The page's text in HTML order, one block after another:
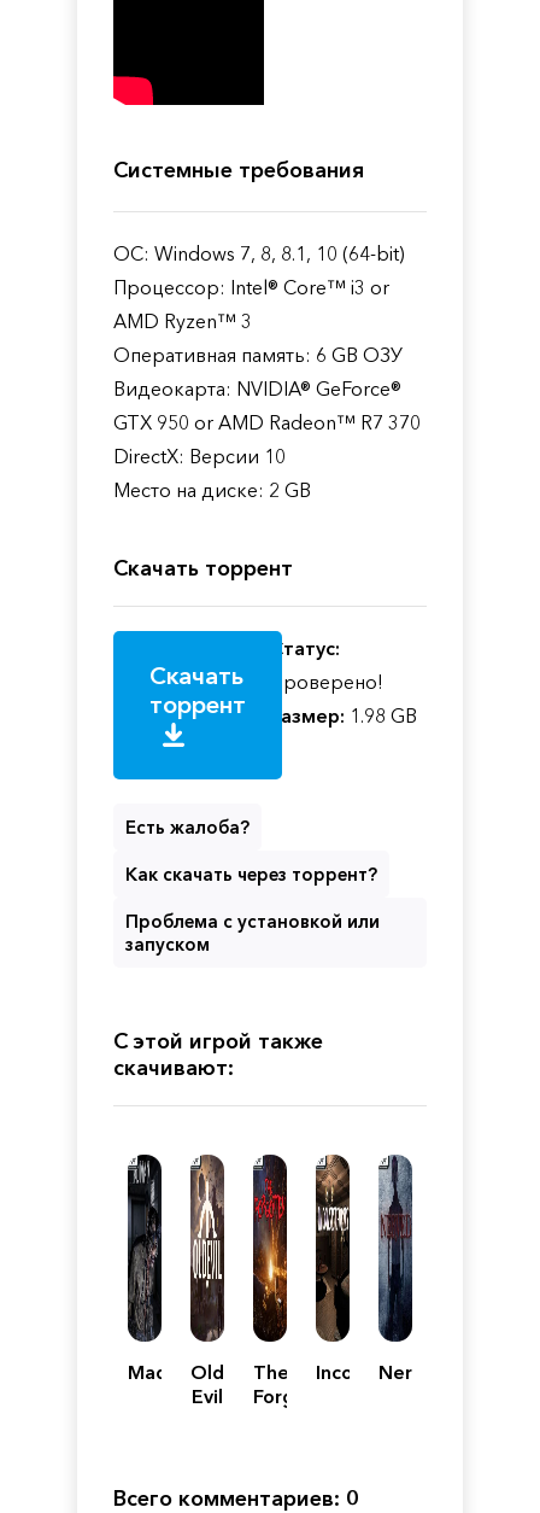
Системные требования
ОС: Windows 7, 8, 8.1, 10 (64-bit)
Процессор: Intel® Core™ i3 or
AMD Ryzen™ 3
Оперативная память: 6 GB ОЗУ
Видеокарта: NVIDIA® GeForce®
GTX 950 or AMD Radeon™ R7 370
DirectX: Версии 10
Место на диске: 2 GB
Скачать торрент
Скачать
торрент
Статус:
Проверено!
Размер: 1.98 GB
Есть жалоба?
Как скачать через торрент?
Проблема с установкой или
запуском
С этой игрой также
скачивают:
MadManOld
Evil
The
Forgotten
Inconsistencies
Nerved
Всего комментариев: 0